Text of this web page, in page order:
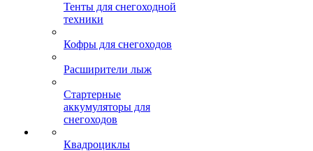
Тенты для снегоходной
техники
Кофры для снегоходов
Расширители лыж
Стартерные
аккумуляторы для
снегоходов
Квадроциклы